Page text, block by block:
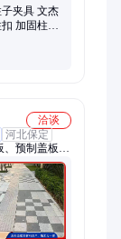
夹具 文杰
加固柱子
洽谈
河北保定
、预制盖板、
、排水沟、
、流水槽、
井盖